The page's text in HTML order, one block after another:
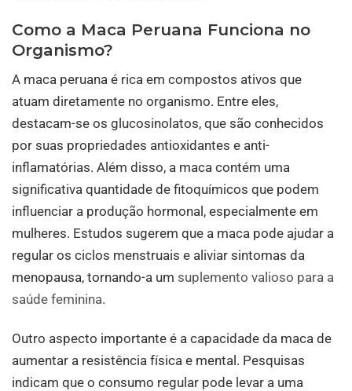
Como a Maca Peruana Funciona no
Organismo?
A maca peruana é rica em compostos ativos que
atuam diretamente no organismo. Entre eles,
destacam-se os glucosinolatos, que são conhecidos
por suas propriedades antioxidantes e anti-
inflamatórias. Além disso, a maca contém uma
significativa quantidade de fitoquímicos que podem
influenciar a produção hormonal, especialmente em
mulheres. Estudos sugerem que a maca pode ajudar a
regular os ciclos menstruais e aliviar sintomas da
menopausa, tornando-a um suplemento valioso para a
saúde feminina.
Outro aspecto importante é a capacidade da maca de
aumentar a resistência física e mental. Pesquisas
indicam que o consumo regular pode levar a uma